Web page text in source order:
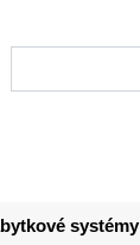
systémy